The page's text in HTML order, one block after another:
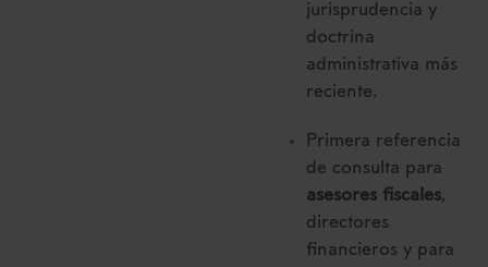
jurisprudencia y
doctrina
administrativa más
reciente.
Primera referencia
de consulta para
asesores fiscales,
directores
financieros y para